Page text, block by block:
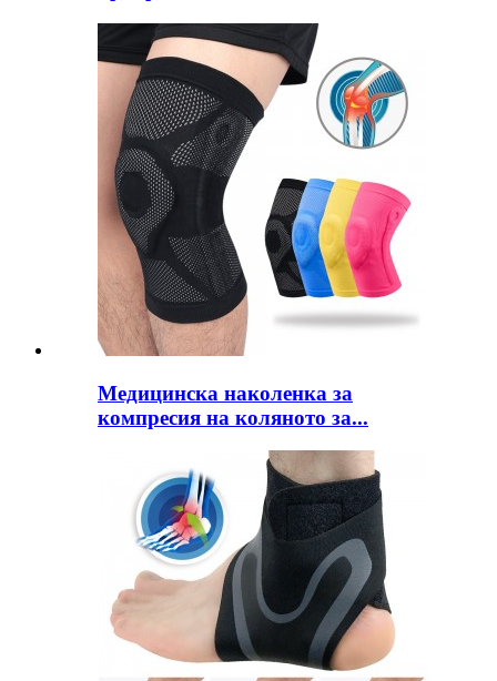
Медицинска наколенка за
компресия на коляното за...